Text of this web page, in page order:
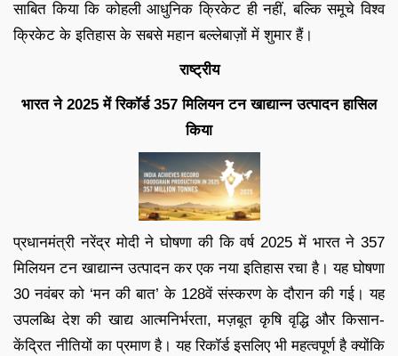
साबित किया कि कोहली आधुनिक क्रिकेट ही नहीं, बल्कि समूचे विश्व
क्रिकेट के इतिहास के सबसे महान बल्लेबाज़ों में शुमार हैं।
राष्ट्रीय
भारत ने 2025 में रिकॉर्ड 357 मिलियन टन खाद्यान्न उत्पादन हासिल
किया
प्रधानमंत्री नरेंद्र मोदी ने घोषणा की कि वर्ष 2025 में भारत ने 357
मिलियन टन खाद्यान्न उत्पादन कर एक नया इतिहास रचा है। यह घोषणा
30 नवंबर को ‘मन की बात’ के 128वें संस्करण के दौरान की गई। यह
उपलब्धि देश की खाद्य आत्मनिर्भरता, मज़बूत कृषि वृद्धि और किसान-
केंद्रित नीतियों का प्रमाण है। यह रिकॉर्ड इसलिए भी महत्वपूर्ण है क्योंकि